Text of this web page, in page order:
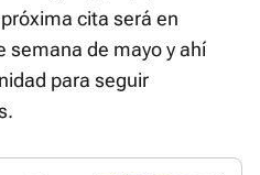
cita será en
semana de mayo y ahí
para seguir